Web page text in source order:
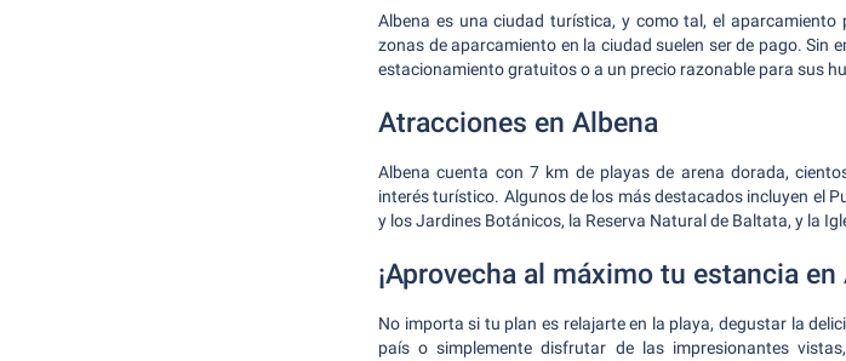
Albena es una ciudad turística, y como tal, el
zonas de aparcamiento en la ciudad suelen ser de pago. Sin
estacionamiento gratuitos o a un precio razonable para sus
Atracciones en Albena
Albena cuenta con 7 km de playas de arena dorada,
interés turístico. Algunos de los más destacados incluyen el
y los Jardines Botánicos, la Reserva Natural de Baltata, y la
¡Aprovecha al máximo tu estancia en
No importa si tu plan es relajarte en la playa, degustar la
país o simplemente disfrutar de las impresionantes